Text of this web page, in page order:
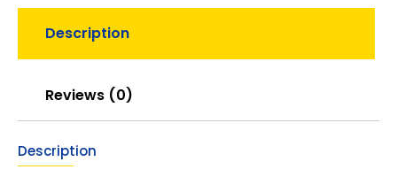
Description
Reviews (0)
Description